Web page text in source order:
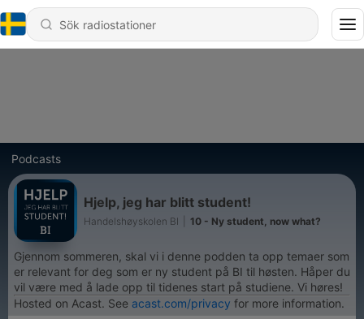
Podcasts
Hjelp, jeg har blitt student!
Handelshøyskolen BI 10 - Ny student, now what?
Gjennom sommeren, skal vi i denne podden ta opp temaer som
er relevant for deg som er ny student på BI til høsten. Håper du
vil være med å lade opp til tidenes start på studiene. Vi høres!
Hosted on Acast. See acast.com/privacy for more information.